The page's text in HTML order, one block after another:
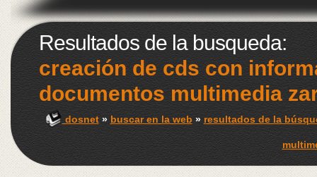
Resultados de la busqueda:
creación de cds con
documentos multimedia
dosnet» buscar en la web » resultados de la